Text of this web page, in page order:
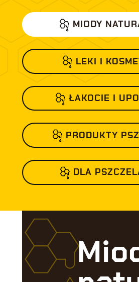
MIODY
LEKI I
ŁAKOCIE I
PRODUKTY
DLA